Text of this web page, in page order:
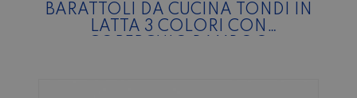
BARATTOLI DA CUCINA TONDI IN
LATTA 3 COLORI CON